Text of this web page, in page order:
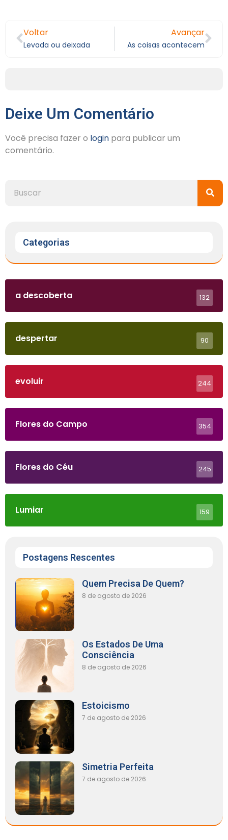
Voltar
Levada ou deixada
Avançar
As coisas acontecem
Deixe Um Comentário
Você precisa fazer o login para publicar um
comentário.
Categorias
a descoberta 132
despertar 90
evoluir 244
Flores do Campo 354
Flores do Céu 245
Lumiar 159
Postagens Rescentes
Quem Precisa De Quem?
8 de agosto de 2026
Os Estados De Uma
Consciência
8 de agosto de 2026
Estoicismo
7 de agosto de 2026
Simetria Perfeita
7 de agosto de 2026